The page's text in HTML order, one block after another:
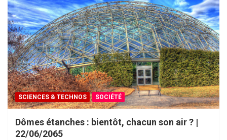
SCIENCES & TECHNOS SOCIÉTÉ
Dômes étanches : bientôt, chacun son air ? |
22/06/2065